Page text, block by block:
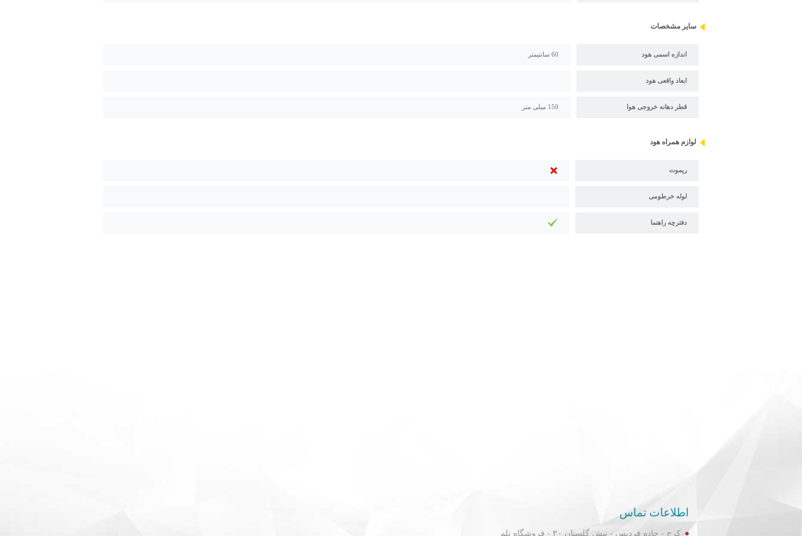
سایر مشخصات
اندازه اسمی هود 60 سانتیمتر
ابعاد واقعی هود
قطر دهانه خروجی هوا 150 میلی متر
لوازم همراه هود
ریموت
لوله خرطومی
دفترچه راهنما
اطلاعات تماس
کرج - جاده فردیس - نبش گلستان ۳۰ - فروشگاه تلم